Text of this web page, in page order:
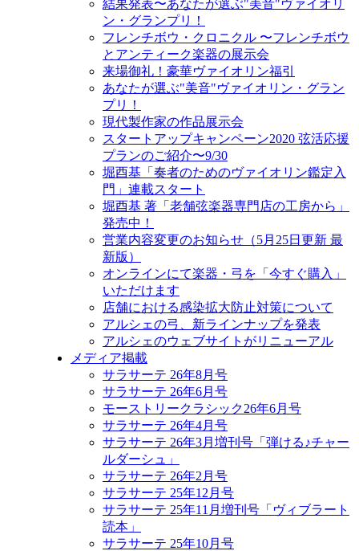
結果発表〜あなたが選ぶ"美音"ヴァイオリ
ン・グランプリ！
フレンチボウ・クロニクル 〜フレンチボウ
とアンティーク楽器の展示会
来場御礼！豪華ヴァイオリン福引
あなたが選ぶ"美音"ヴァイオリン・グラン
プリ！
現代製作家の作品展示会
スタートアップキャンペーン2020 弦活応援
プランのご紹介〜9/30
堀酉基「奏者のためのヴァイオリン鑑定入
門」連載スタート
堀酉基 著「老舗弦楽器専門店の工房から」
発売中！
営業内容変更のお知らせ（5月25日更新 最
新版）
オンラインにて楽器・弓を「今すぐ購入」
いただけます
店舗における感染拡大防止対策について
アルシェの弓、新ラインナップを発表
アルシェのウェブサイトがリニューアル
メディア掲載
サラサーテ 26年8月号
サラサーテ 26年6月号
モーストリークラシック26年6月号
サラサーテ 26年4月号
サラサーテ 26年3月増刊号「弾ける♪チャー
ルダーシュ」
サラサーテ 26年2月号
サラサーテ 25年12月号
サラサーテ 25年11月増刊号「ヴィブラート
読本」
サラサーテ 25年10月号